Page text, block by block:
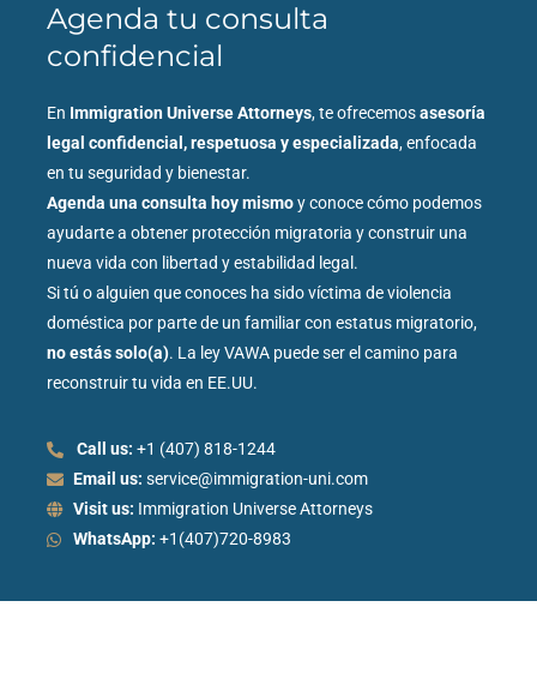
Agenda tu consulta
confidencial
En Immigration Universe Attorneys, te ofrecemosasesoría
legal confidencial, respetuosa y especializada, enfocada
en tu seguridad y bienestar.
Agenda una consulta hoy mismoy conoce cómo podemos
ayudarte a obtener protección migratoria y construir una
nueva vida con libertad y estabilidad legal.
Si tú o alguien que conoces ha sido víctima de violencia
doméstica por parte de un familiar con estatus migratorio,
no estás solo(a). La ley VAWA puede ser el camino para
reconstruir tu vida en EE.UU.
Call us: +1 (407) 818-1244
Email us: service@immigration-uni.com
Visit us: Immigration Universe Attorneys
WhatsApp: +1(407)720-8983